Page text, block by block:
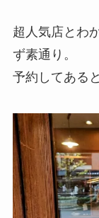
超人気店とわ
ず素通り。
予約してある